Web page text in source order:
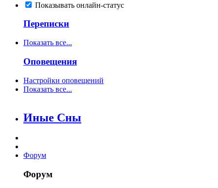
Показывать онлайн-статус
Переписки
Показать все...
Оповещения
Настройки оповещений
Показать все...
Иные Сны
Форум
Форум